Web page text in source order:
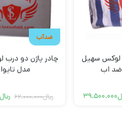
لوکس سهیل
ضد اب
39.500.000
ضدآب
چادر پاژن دو
مدل
ریال62.000.000 ریال